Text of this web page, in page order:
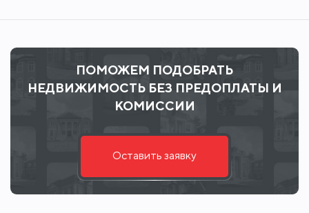
ПОМОЖЕМ ПОДОБРАТЬ
НЕДВИЖИМОСТЬ БЕЗ ПРЕДОПЛАТЫ И
КОМИССИИ
Оставить заявку